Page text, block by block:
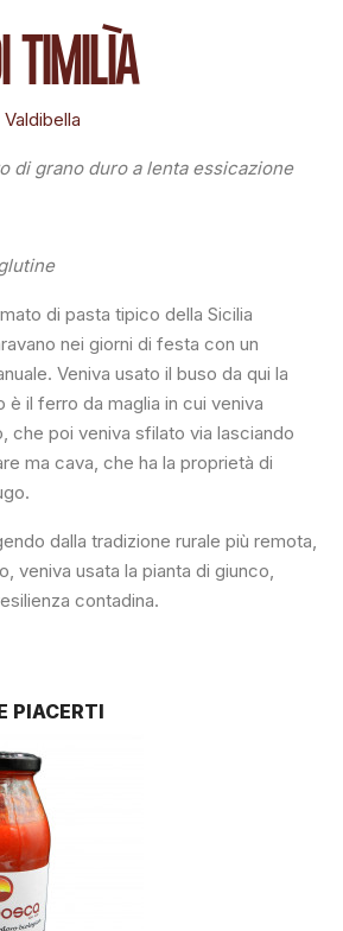
TIMILÌA
di grano duro a lenta essicazione
di pasta tipico della Sicilia
nei giorni di festa con un
Veniva usato il buso da qui la
è il ferro da maglia in cui veniva
che poi veniva sfilato via lasciando
ma cava, che ha la proprietà di
dalla tradizione rurale più remota,
veniva usata la pianta di giunco,
contadina.
PIACERTI